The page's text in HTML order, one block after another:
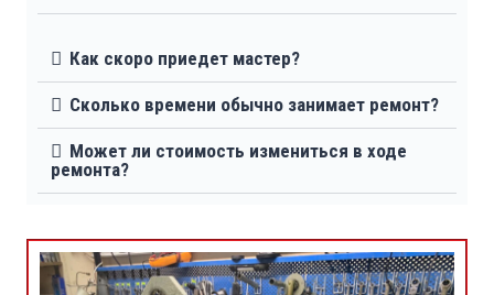
Как скоро приедет мастер?
Сколько времени обычно занимает ремонт?
Может ли стоимость измениться в ходе
ремонта?